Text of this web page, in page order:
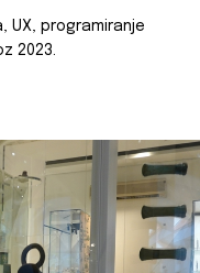
UX, programiranje
2023.